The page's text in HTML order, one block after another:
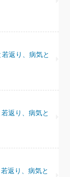
返り、病気と
返り、病気と
返り、病気と